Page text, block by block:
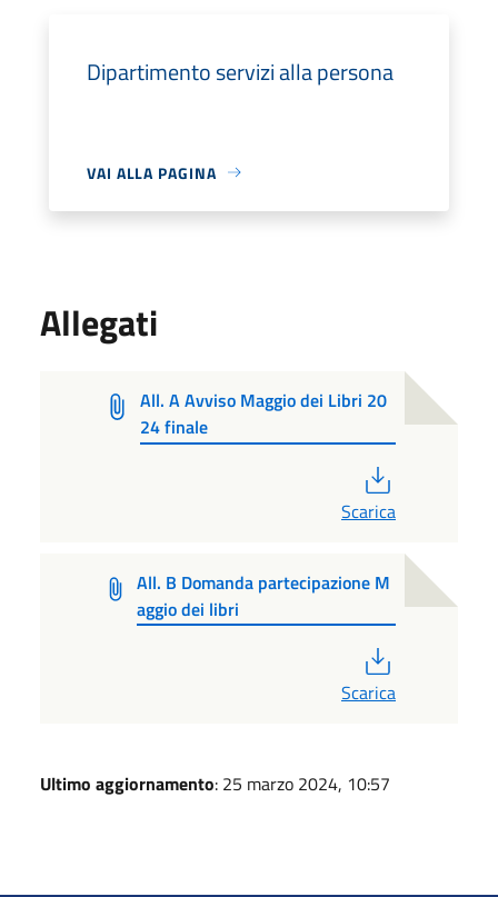
Dipartimento servizi alla persona
VAI ALLA PAGINA
Allegati
All. A Avviso Maggio dei Libri 20
24 finale
Scarica
All. B Domanda partecipazione M
aggio dei libri
Scarica
Ultimo aggiornamento: 25 marzo 2024, 10:57